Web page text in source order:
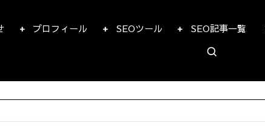
プロフィール SEOツール SEO記事一覧